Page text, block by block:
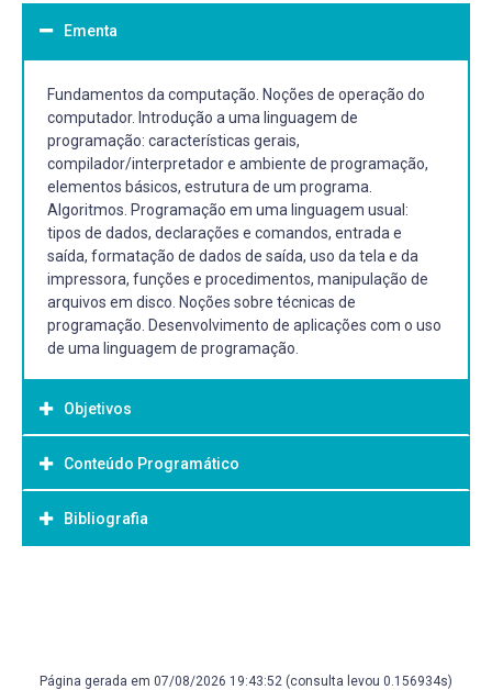
Ementa
Fundamentos da computação. Noções de operação do
computador. Introdução a uma linguagem de
programação: características gerais,
compilador/interpretador e ambiente de programação,
elementos básicos, estrutura de um programa.
Algoritmos. Programação em uma linguagem usual:
tipos de dados, declarações e comandos, entrada e
saída, formatação de dados de saída, uso da tela e da
impressora, funções e procedimentos, manipulação de
arquivos em disco. Noções sobre técnicas de
programação. Desenvolvimento de aplicações com o uso
de uma linguagem de programação.
Objetivos
Objetivo Geral:
Proporcionar o estudo completo de uma linguagem de
programação para o paradigma procedural (seqüencial),
ampliar os conhecimentos de lógica de programação.
Conteúdo Programático
1. Fundamentos da computação e noções de operação do
computador
computador
Bibliografia
Página gerada em 07/08/2026 19:43:52 (consulta levou 0.156934s)